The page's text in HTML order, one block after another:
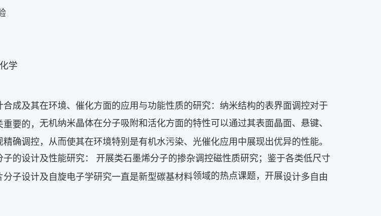
学
成及其在环境、催化方面的应用与功能性质的研究：纳米结构的表界面调控对于
要的， 无机纳米晶体在分子吸附和活化方面的特性可以通过其表面晶面、悬键、
确调控，从而使其在环境特别是有机水污染、光催化应用中展现出优异的性能。
的设计及性能研究： 开展类石墨烯分子的掺杂调控磁性质研究； 鉴于各类低尺寸
子设计及自旋电子学研究一直是新型碳基材料领域的热点课题，开展设计多自由